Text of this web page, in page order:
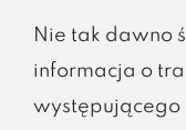
Nie tak dawno
informacja o
występującego